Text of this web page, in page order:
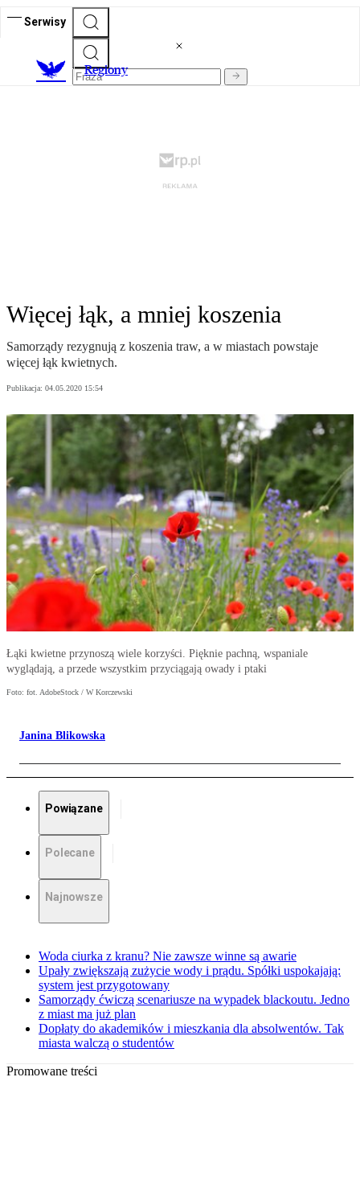
Serwisy
Regiony
Więcej łąk, a mniej koszenia
Samorządy rezygnują z koszenia traw, a w miastach powstaje
więcej łąk kwietnych.
Publikacja: 04.05.2020 15:54
Łąki kwietne przynoszą wiele korzyści. Pięknie pachną, wspaniale
wyglądają, a przede wszystkim przyciągają owady i ptaki
Foto: fot. AdobeStock / W Korczewski
Janina Blikowska
Powiązane
Polecane
Najnowsze
Woda ciurka z kranu? Nie zawsze winne są awarie
Upały zwiększają zużycie wody i prądu. Spółki uspokajają:
system jest przygotowany
Samorządy ćwiczą scenariusze na wypadek blackoutu. Jedno
z miast ma już plan
Dopłaty do akademików i mieszkania dla absolwentów. Tak
miasta walczą o studentów
Promowane treści